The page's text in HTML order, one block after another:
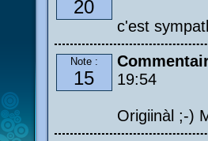
20
c'est
Note :
15
19:54
Origiinàl ;-)